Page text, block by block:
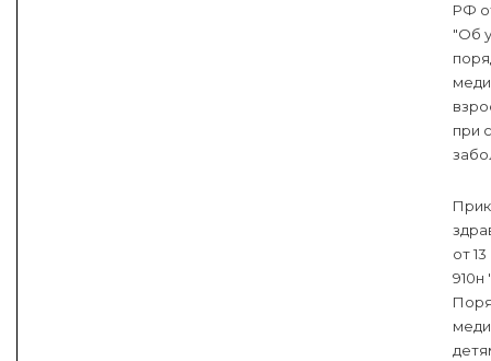
РФ
"Об
при
от